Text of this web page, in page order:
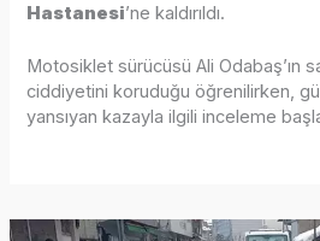
Hastanesi’ne kaldırıldı.
Motosiklet sürücüsü Ali Odabaş’ın
ciddiyetini koruduğu öğrenilirken,
yansıyan kazayla ilgili inceleme